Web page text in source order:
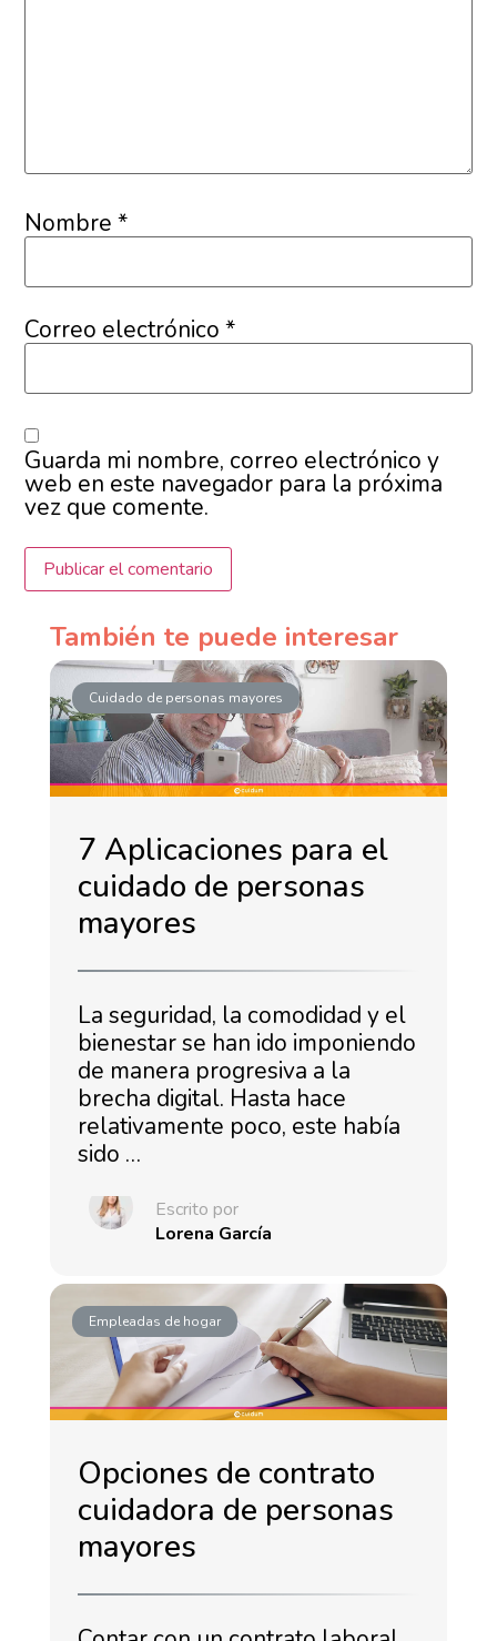
Nombre*
Correo electrónico*
Guarda mi nombre, correo electrónico y
web en este navegador para la próxima
vez que comente.
También te puede interesar
Cuidado de personas mayores
7 Aplicaciones para el
cuidado de personas
mayores
La seguridad, la comodidad y el
bienestar se han ido imponiendo
de manera progresiva a la
brecha digital. Hasta hace
relativamente poco, este había
sido …
Escrito por
Lorena García
Empleadas de hogar
Opciones de contrato
cuidadora de personas
mayores